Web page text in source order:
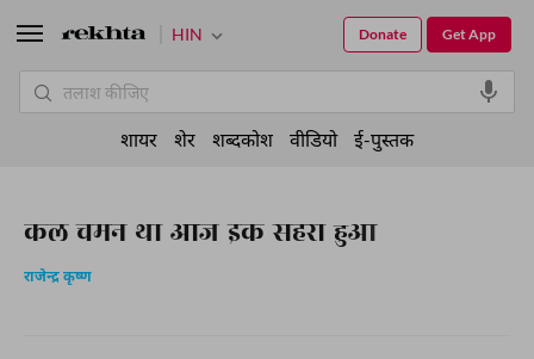
कल चमन था आज इक सहरा हुआ
राजेन्द्र कृष्ण
HIN Get App
Donate
शायर शेर शब्दकोश वीडियो ई-पुस्तक